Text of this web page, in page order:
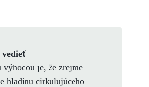
vedieť
výhodou je, že zrejme
hladinu cirkulujúceho